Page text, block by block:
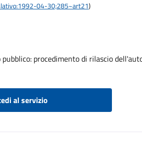
04-30;285~art21)
procedimento di rilascio
al servizio